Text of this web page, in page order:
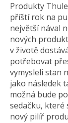
Produkty
příští rok na
největší nával
nových
v životě
potřebovat
vymysleli stan
jako následek
možná bude
sedačku,
nový pilíř